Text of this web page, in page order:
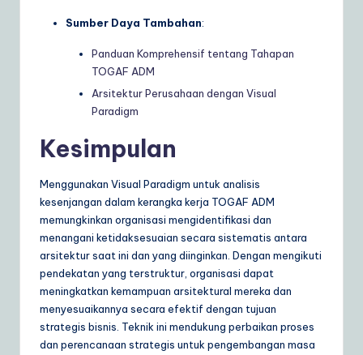
Sumber Daya Tambahan:
Panduan Komprehensif tentang Tahapan
TOGAF ADM
Arsitektur Perusahaan dengan Visual
Paradigm
Kesimpulan
Menggunakan Visual Paradigm untuk analisis
kesenjangan dalam kerangka kerja TOGAF ADM
memungkinkan organisasi mengidentifikasi dan
menangani ketidaksesuaian secara sistematis antara
arsitektur saat ini dan yang diinginkan. Dengan mengikuti
pendekatan yang terstruktur, organisasi dapat
meningkatkan kemampuan arsitektural mereka dan
menyesuaikannya secara efektif dengan tujuan
strategis bisnis. Teknik ini mendukung perbaikan proses
dan perencanaan strategis untuk pengembangan masa